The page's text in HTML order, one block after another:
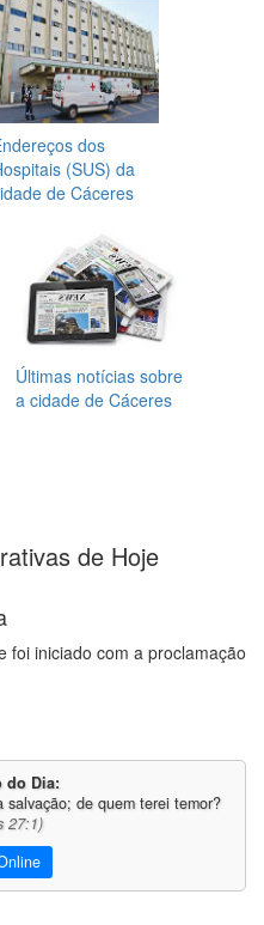
dos
(SUS) da
de Cáceres
Últimas notícias sobre
a cidade de Cáceres
de Hoje
foi iniciado com a proclamação
do Dia:
de quem terei temor?
27:1)